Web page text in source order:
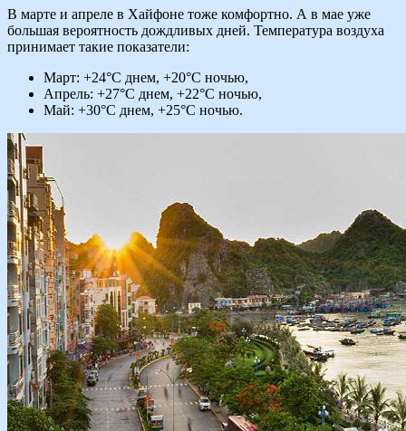
В марте и апреле в Хайфоне тоже комфортно. А в мае уже
большая вероятность дождливых дней. Температура воздуха
принимает такие показатели:
Март: +24°C днем, +20°C ночью,
Апрель: +27°C днем, +22°C ночью,
Май: +30°C днем, +25°C ночью.